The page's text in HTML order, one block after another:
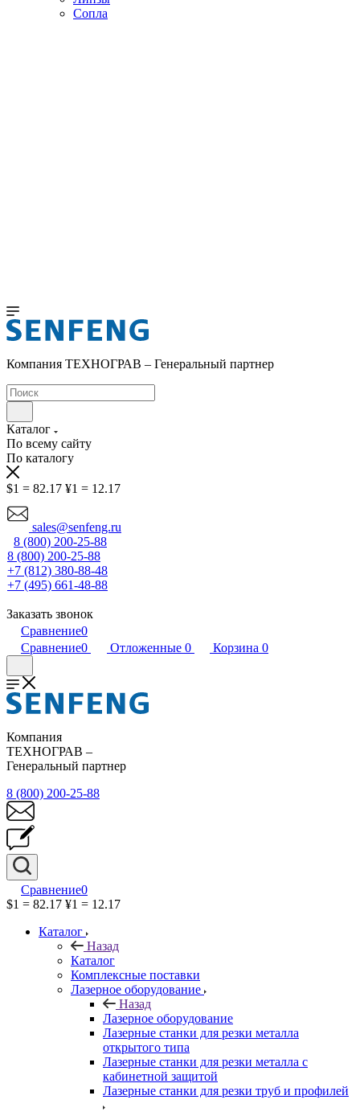
Сопла
Компания ТЕХНОГРАВ – Генеральный партнер
Каталог
По всему сайту
По каталогу
$1 = 82.17 ¥1 = 12.17
sales@senfeng.ru
8 (800) 200-25-88
8 (800) 200-25-88
+7 (812) 380-88-48
+7 (495) 661-48-88
Заказать звонок
Сравнение0
Сравнение0 Отложенные 0 Корзина 0
Компания
ТЕХНОГРАВ –
Генеральный партнер
8 (800) 200-25-88
Сравнение0
$1 = 82.17 ¥1 = 12.17
Каталог
Назад
Каталог
Комплексные поставки
Лазерное оборудование
Назад
Лазерное оборудование
Лазерные станки для резки металла
открытого типа
Лазерные станки для резки металла с
кабинетной защитой
Лазерные станки для резки труб и профилей